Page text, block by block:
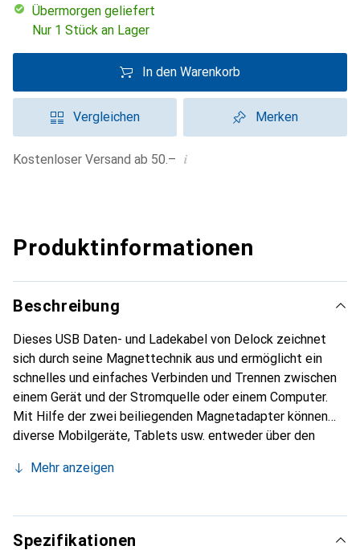
übermorgen geliefert
Nur 1 Stück an Lager
In den Warenkorb
Vergleichen Merken
Kostenloser Versand ab 50.– i
Produktinformationen
Beschreibung
Dieses USB Daten- und Ladekabel von Delock zeichnet
sich durch seine Magnettechnik aus und ermöglicht ein
schnelles und einfaches Verbinden und Trennen zwischen
einem Gerät und der Stromquelle oder einem Computer.
Mit Hilfe der zwei beiliegenden Magnetadapter können
diverse Mobilgeräte, Tablets usw. entweder über den
Daten übertragen werden. Zudem ermöglicht das Kabel ein
Ladegeräten. Die Adapter sind so konzipiert, dass sie in
der Buchse des Gerätes verbleiben können und den
Mehr anzeigen
Spezifikationen